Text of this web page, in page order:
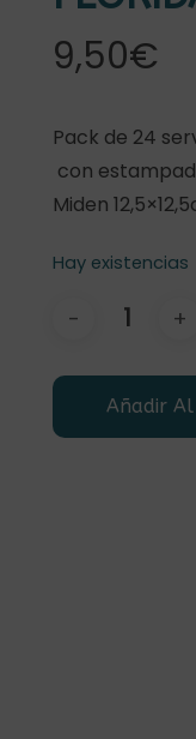
9,50€
Pack de 24
con
Miden
Hay existencias
Añadir